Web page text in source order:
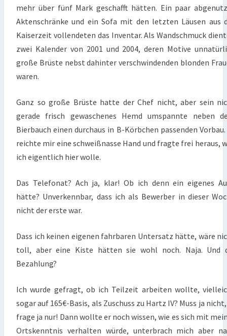
mehr über fünf Mark geschafft hätten. Ein paar
Aktenschränke und ein Sofa mit den letzten Läusen aus
Kaiserzeit vollendeten das Inventar. Als Wandschmuck
zwei Kalender von 2001 und 2004, deren Motive
große Brüste nebst dahinter verschwindenden blonden
waren.
Ganz so große Brüste hatte der Chef nicht, aber sein
gerade frisch gewaschenes Hemd umspannte neben
Bierbauch einen durchaus in B-Körbchen passenden
reichte mir eine schweißnasse Hand und fragte frei heraus,
ich eigentlich hier wolle.
Das Telefonat? Ach ja, klar! Ob ich denn ein eigenes
hätte? Unverkennbar, dass ich als Bewerber in dieser
nicht der erste war.
Dass ich keinen eigenen fahrbaren Untersatz hätte, wäre
toll, aber eine Kiste hätten sie wohl noch. Naja. Und
Bezahlung?
Ich wurde gefragt, ob ich Teilzeit arbeiten wollte,
sogar auf 165€-Basis, als Zuschuss zu Hartz IV? Muss ja
frage ja nur! Dann wollte er noch wissen, wie es sich mit
Ortskenntnis verhalten würde, unterbrach mich aber